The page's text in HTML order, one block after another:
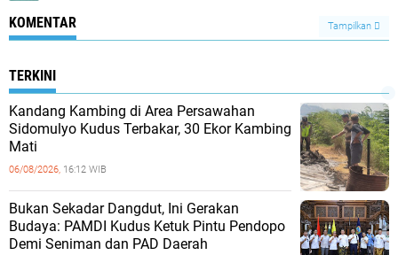
KOMENTAR Tampilkan
TERKINI
Kandang Kambing di Area Persawahan
Sidomulyo Kudus Terbakar, 30 Ekor Kambing
Mati
06/08/2026, 16:12 WIB
Bukan Sekadar Dangdut, Ini Gerakan
Budaya: PAMDI Kudus Ketuk Pintu Pendopo
Demi Seniman dan PAD Daerah